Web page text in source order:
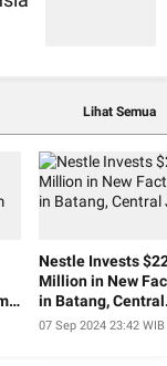
Lihat Semua
Nestle Invests
Million in New
in Batang, Central
Java
07 Sep 2024 23:42 WIB